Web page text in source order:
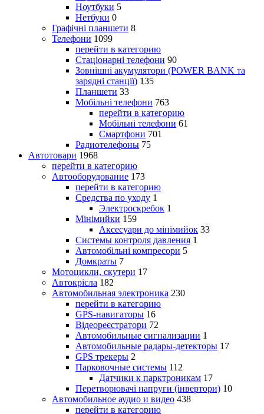
Ноутбуки 5
Нетбуки 0
Графічні планшети 8
Телефони 1099
перейти в категорию
Стаціонарні телефони 90
Зовнішні акумулятори (POWER BANK та
зарядні станції) 135
Планшети 33
Мобільні телефони 763
перейти в категорию
Мобільні телефони 61
Смартфони 701
Радиотелефоны 75
Автотовари 1968
перейти в категорию
Автооборудование 173
перейти в категорию
Средства по уходу 1
Электроскребок 1
Мінімийки 159
Аксесуари до мінімийок 33
Системы контроля давления 1
Автомобільні компресори 5
Домкраты 7
Мотоцикли, скутери 17
Автокрісла 182
Автомобильная электроника 230
перейти в категорию
GPS-навигаторы 16
Відеореєстратори 72
Автомобильные сигнализации 1
Автомобильные радары-детекторы 17
GPS трекеры 2
Парковочные системы 112
Датчики к парктроникам 17
Перетворювачі напруги (інвертори) 10
Автомобильное аудио и видео 438
перейти в категорию